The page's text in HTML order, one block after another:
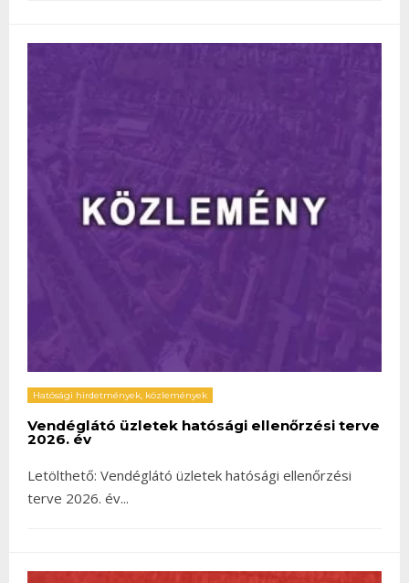
Hatósági hirdetmények, közlemények
Vendéglátó üzletek hatósági ellenőrzési terve
2026. év
Letölthető: Vendéglátó üzletek hatósági ellenőrzési
terve 2026. év...